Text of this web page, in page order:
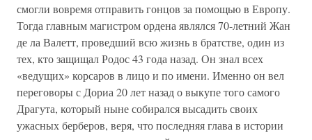
смогли вовремя отправить гонцов за помощью в Европу.
Тогда главным магистром ордена являлся 70-летний Жан
де ла Валетт, проведший всю жизнь в братстве, один из
тех, кто защищал Родос 43 года назад. Он знал всех
«ведущих» корсаров в лицо и по имени. Именно он вел
переговоры с Дориа 20 лет назад о выкупе того самого
Драгута, который ныне собирался высадить своих
ужасных берберов, веря, что последняя глава в истории